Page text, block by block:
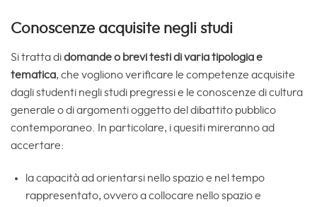
Conoscenze acquisite negli studi
Si tratta didomande o brevi testi di varia tipologia e
tematica, che vogliono verificare le competenze acquisite
dagli studenti negli studi pregressi e le conoscenze di cultura
generale o di argomenti oggetto del dibattito pubblico
contemporaneo. In particolare, i quesiti mireranno ad
accertare:
la capacità ad orientarsi nello spazio e nel tempo
rappresentato, ovvero a collocare nello spazio e